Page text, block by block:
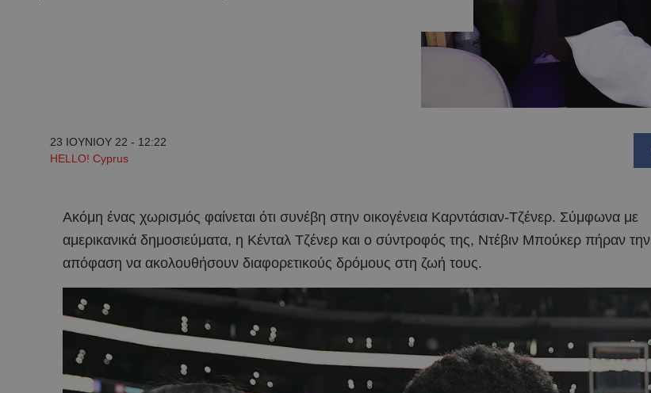
23 ΙΟΥΝΙΟΥ 22 - 12:22
HELLO! Cyprus
Ακόμη ένας χωρισμός φαίνεται ότι συνέβη στην οικογένεια Καρντάσιαν-Τζένερ. Σύμφωνα με
αμερικανικά δημοσιεύματα, η Κένταλ Τζένερ και ο σύντροφός της, Ντέβιν Μπούκερ πήραν την
απόφαση να ακολουθήσουν διαφορετικούς δρόμους στη ζωή τους.